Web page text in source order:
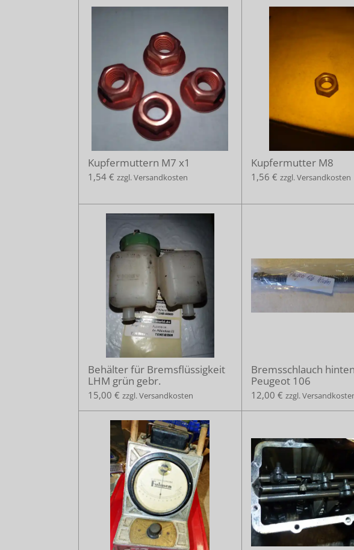
Kupfermuttern M7 x1
1,54 € zzgl. Versandkosten
Kupfermutter M8
1,56 € zzgl. Versandkosten
Behälter für Bremsflüssigkeit
LHM grün gebr.
15,00 € zzgl. Versandkosten
Bremsschlauch hinten
Peugeot 106
12,00 € zzgl.